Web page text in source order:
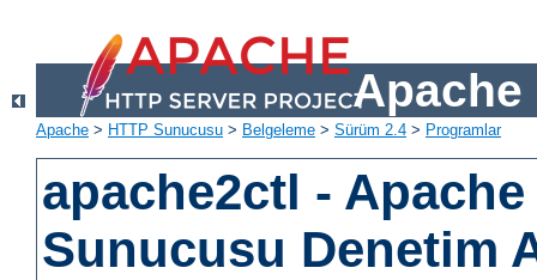
Apache
Apache > HTTP Sunucusu > Belgeleme > Sürüm 2.4 > Programlar
apache2ctl - Apache
Sunucusu Denetim